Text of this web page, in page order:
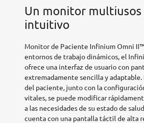
Un monitor
intuitivo
Monitor de Paciente Infinium Omni
entornos de trabajo dinámicos, el
ofrece una interfaz de usuario con
extremadamente sencilla y adaptable.
del paciente, junto con la
vitales, se puede modificar
a las necesidades de su estado de
cuenta con una pantalla táctil de alta